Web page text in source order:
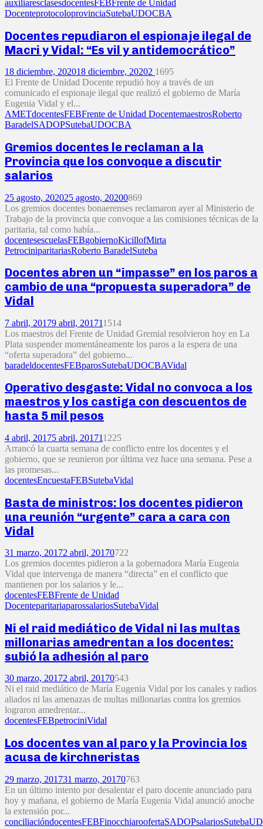
auxiliaresclasesdocentesFEB Frente de Unidad
DocenteprotocoloprovinciaSutebaUDOCBA
Docentes repudiaron el espionaje ilegal de
Macri y Vidal: “Es vil y antidemocrático”
18 diciembre, 202018 diciembre, 20202 1695
El Frente de Unidad Docente repudió hoy a través de un
comunicado el espionaje ilegal que realizó el gobierno de María
Eugenia Vidal y el...
AMETdocentesFEBFrente de Unidad DocentemaestrosRoberto
BaradelSADOPSutebaUDOCBA
Gremios docentes le reclaman a la
Provincia que los convoque a discutir
salarios
25 agosto, 202025 agosto, 20200869
Los gremios docentes bonaerenses reclamaron ayer al Ministerio de
Trabajo de la provincia que convoque a las comisiones técnicas de la
paritaria, tal como había...
docentesescuelasFEBgobiernoKicillofMirta
PetrociniparitariasRoberto BaradelSuteba
Docentes abren un “impasse” en los paros a
cambio de una “propuesta superadora” de
Vidal
7 abril, 20179 abril, 201711514
Los maestros del Frente de Unidad Gremial resolvieron hoy en La
Plata suspender momentáneamente los paros a la espera de una
“oferta superadora” del gobierno...
baradeldocentesFEBparosSutebaUDOCBAVidal
Operativo desgaste: Vidal no convoca a los
maestros y los castiga con descuentos de
hasta 5 mil pesos
4 abril, 20175 abril, 201711225
Arrancó la cuarta semana de conflicto entre los docentes y el
gobierno, que se reunieron por última vez hace una semana. Pese a
las promesas...
docentesEncuestaFEBSutebaVidal
Basta de ministros: los docentes pidieron
una reunión “urgente” cara a cara con
Vidal
31 marzo, 20172 abril, 20170722
Los gremios docentes pidieron a la gobernadora María Eugenia
Vidal que intervenga de manera “directa” en el conflicto que
mantienen por los salarios y le...
docentesFEBFrente de Unidad
DocenteparitariaparossalariosSutebaVidal
Ni el raid mediático de Vidal ni las multas
millonarias amedrentan a los docentes:
subió la adhesión al paro
30 marzo, 20172 abril, 20170543
Ni el raid mediático de María Eugenia Vidal por los canales y radios
aliados ni las amenazas de multas millonarias contra los gremios
lograron amedrentar...
docentesFEBpetrociniVidal
Los docentes van al paro y la Provincia los
acusa de kirchneristas
29 marzo, 201731 marzo, 20170763
En un último intento por desalentar el paro docente anunciado para
hoy y mañana, el gobierno de María Eugenia Vidal anunció anoche
la extensión por...
conciliacióndocentesFEBFinocchiaroofertaSADOPsalariosSuteba